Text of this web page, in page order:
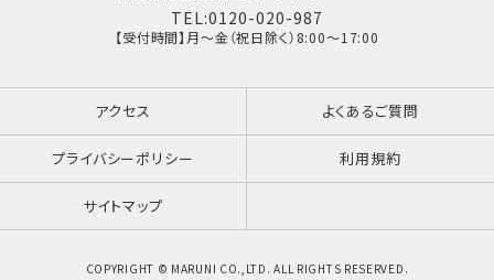
TEL:0120-020-987
【受付時間】月～金（祝日除く）8:00～17:00
アクセス よくあるご質問
プライバシーポリシー 利用規約
サイトマップ
COPYRIGHT © MARUNI CO.,LTD. ALL RIGHTS RESERVED.